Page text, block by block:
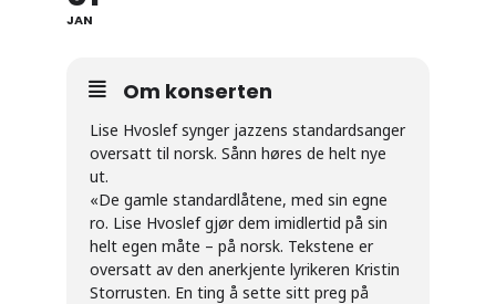
JAN
Om konserten
Lise Hvoslef synger jazzens standardsanger
oversatt til norsk. Sånn høres de helt nye
ut.
«De gamle standardlåtene, med sin egne
ro. Lise Hvoslef gjør dem imidlertid på sin
helt egen måte – på norsk. Tekstene er
oversatt av den anerkjente lyrikeren Kristin
Storrusten. En ting å sette sitt preg på